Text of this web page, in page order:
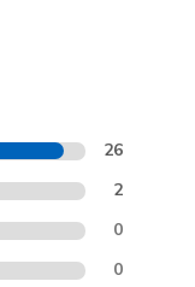
26
2
0
0